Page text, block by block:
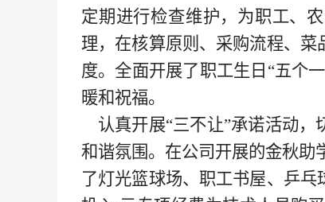
定期进行检查维护，为职工、
理，在核算原则、采购流程、
度。全面开展了职工生日“五个
暖和祝福。
认真开展“三不让”承诺活动，
和谐氛围。在公司开展的金秋助
了灯光篮球场、职工书屋、乒乓